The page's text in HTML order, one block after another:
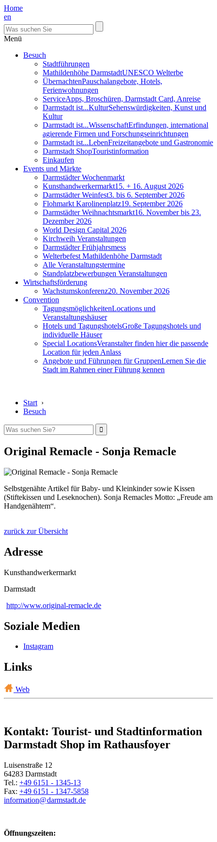
Home
en
Menü
Besuch
Stadtführungen
Mathildenhöhe DarmstadtUNESCO Welterbe
ÜbernachtenPauschalangebote, Hotels,
Ferienwohnungen
ServiceApps, Broschüren, Darmstadt Card, Anreise
Darmstadt ist...KulturSehenswürdigkeiten, Kunst und
Kultur
Darmstadt ist...WissenschaftErfindungen, international
agierende Firmen und Forschungseinrichtungen
Darmstadt ist...LebenFreizeitangebote und Gastronomie
Darmstadt ShopTouristinformation
Einkaufen
Events und Märkte
Darmstädter Wochenmarkt
Kunsthandwerkermarkt15. + 16. August 2026
Darmstädter Weinfest3. bis 6. September 2026
Flohmarkt Karolinenplatz19. September 2026
Darmstädter Weihnachtsmarkt16. November bis 23.
Dezember 2026
World Design Capital 2026
Kirchweih Veranstaltungen
Darmstädter Frühjahrsmess
Welterbefest Mathildenhöhe Darmstadt
Alle Veranstaltungstermine
Standplatzbewerbungen Veranstaltungen
Wirtschaftsförderung
Wachstumskonferenz20. November 2026
Convention
TagungsmöglichkeitenLocations und
Veranstaltungshäuser
Hotels und TagungshotelsGroße Tagungshotels und
individuelle Häuser
Special LocationsVeranstalter finden hier die passende
Location für jeden Anlass
Angebote und Führungen für GruppenLernen Sie die
Stadt im Rahmen einer Führung kennen
Start ›
Besuch
Original Remacle - Sonja Remacle
Selbstgenähte Artikel für Baby- und Kleinkinder sowie Kissen
(Stiftekissen und Leseknochen). Sonja Remacles Motto: „Freude am
Handgenähtem“.
zurück zur Übersicht
Adresse
Kunsthandwerkermarkt
Darmstadt
http://www.original-remacle.de
Soziale Medien
Instagram
Links
Web
Kontakt: Tourist- und Stadtinformation
Darmstadt Shop im Rathausfoyer
Luisenstraße 12
64283 Darmstadt
Tel.: +49 6151 - 1345-13
Fax: +49 6151 - 1347-5858
information@darmstadt.de
Öffnungszeiten: